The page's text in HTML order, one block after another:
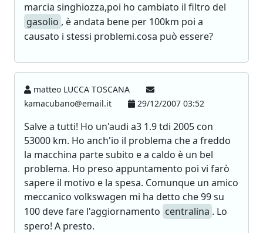
marcia singhiozza,poi ho cambiato il filtro del
gasolio , è andata bene per 100km poi a
causato i stessi problemi.cosa può essere?
matteo LUCCA TOSCANA
kamacubano@email.it
29/12/2007 03:52
Salve a tutti! Ho un'audi a3 1.9 tdi 2005 con
53000 km. Ho anch'io il problema che a freddo
la macchina parte subito e a caldo è un bel
problema. Ho preso appuntamento poi vi farò
sapere il motivo e la spesa. Comunque un amico
meccanico volkswagen mi ha detto che 99 su
100 deve fare l'aggiornamento centralina . Lo
spero! A presto.